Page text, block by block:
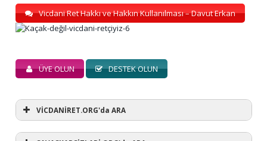
Vicdani Ret Hakkı ve Hakkın Kullanılması – Davut Erkan
ÜYE OLUN DESTEK OLUN
VİCDANİRET.ORG'da ARA